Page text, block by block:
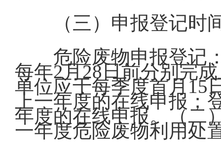
（三）申报登记时
危险废物申报登记
每年2月28日前分别完
单位应于每季度首月15
上一年度的在线申报；
年度的在线申报。（二
一年度危险废物利用处